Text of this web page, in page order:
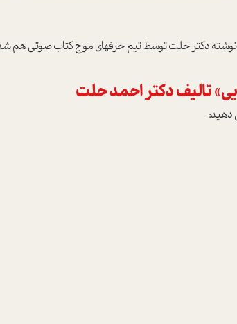
نوشته دکتر حلت توسط تيم حرفه­اي موج کتاب صوتي
تاليف دکتر احمد حلت
دهيد: